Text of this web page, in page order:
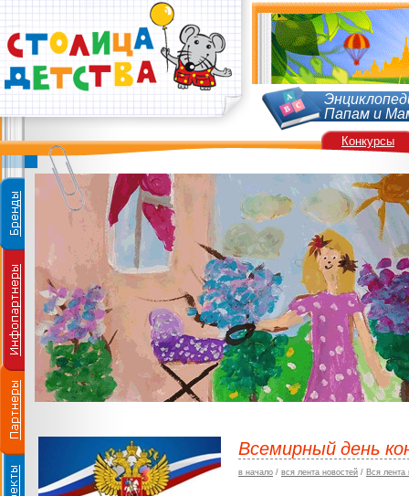
Папам и
Всемирный день
в начало / вся лента новостей / Вся лента
Конкурсы